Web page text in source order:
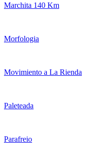
Marchita 140 Km
Morfologia
Movimiento a La Rienda
Paleteada
Parafreio